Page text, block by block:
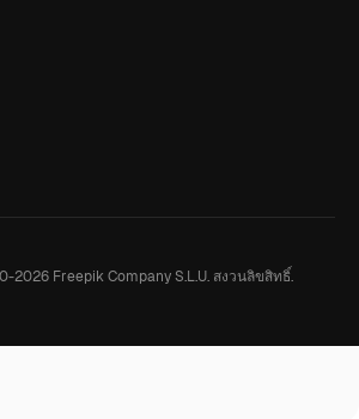
2026Freepik Company S.L.U. สงวนลิขสิทธิ์.